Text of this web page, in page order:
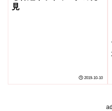
見
2019-10-10
ad